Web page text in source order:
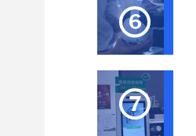
6
7